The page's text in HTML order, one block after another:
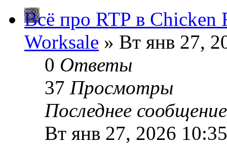
Всё про RTP в Chicken
Worksale » Вт янв 27,
0 Ответы
37 Просмотры
Последнее
Вт янв 27, 2026